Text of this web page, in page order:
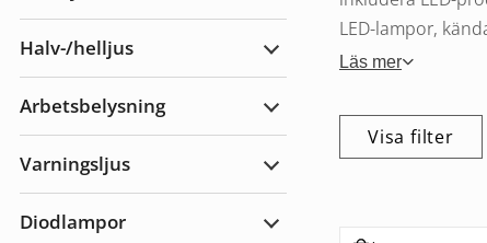
Halv-/helljus
Expandera
Halv-/helljus
Arbetsbelysning
Expandera
Arbetsbelysning
Varningsljus
Expandera
Diodlampor
Expandera
LED-lampor,
Läs mer
Visa filter